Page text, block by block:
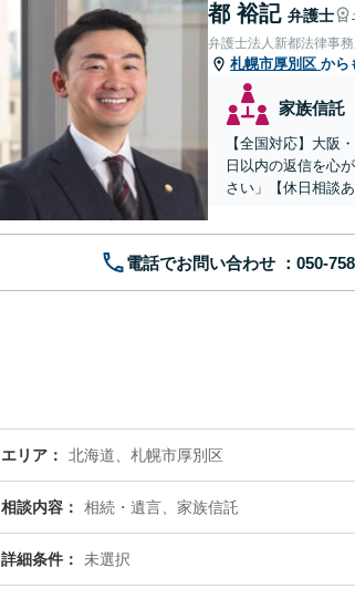
都 裕記 弁護士
弁護士法人新都法律事
札幌市厚別区 から
家族信託
【全国対応】大阪
日以内の返信を心
さい」【休日相談あ
電話でお問い合わせ
エリア 北海道、札幌市厚別区
相談内容 相続・遺言、家族信託
詳細条件 未選択